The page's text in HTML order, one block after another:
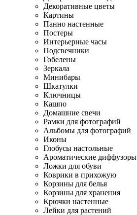
Декоративные цветы
Картины
Панно настенные
Постеры
Интерьерные часы
Подсвечники
Гобелены
Зеркала
Минибары
Шкатулки
Ключницы
Кашпо
Домашние свечи
Рамки для фотографий
Альбомы для фотографий
Иконы
Глобусы настольные
Ароматические диффузоры
Ложки для обуви
Коврики в прихожую
Корзины для белья
Корзины для хранения
Крючки настенные
Лейки для растений